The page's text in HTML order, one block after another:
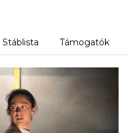
Stáblista Támogatók